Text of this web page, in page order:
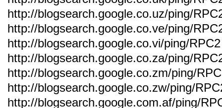
http://blogsearch.google.co.uz/ping/
http://blogsearch.google.co.ve/ping/
http://blogsearch.google.co.vi/ping/RPC2
http://blogsearch.google.co.za/ping/
http://blogsearch.google.co.zm/ping/
http://blogsearch.google.co.zw/ping/
http://blogsearch.google.com.af/ping/